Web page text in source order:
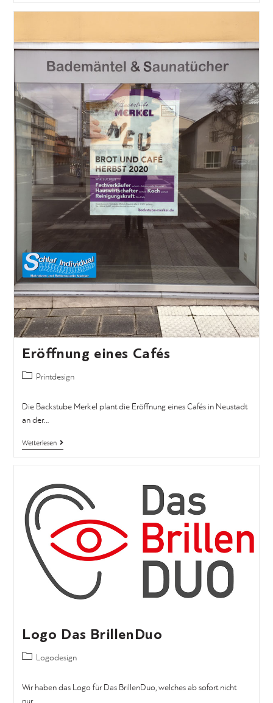
Eröffnung eines Cafés
Printdesign
Die Backstube Merkel plant die Eröffnung eines Cafés in Neustadt
an der…
Weiterlesen
Logo Das BrillenDuo
Logodesign
Wir haben das Logo für Das BrillenDuo, welches ab sofort nicht
nur…